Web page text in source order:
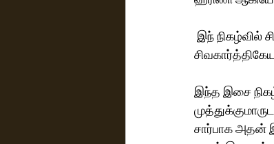
இந்த இசை
சார்பாக அதன்